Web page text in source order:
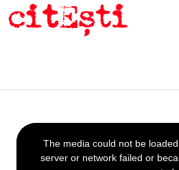
This
is
a
The media could not be
server or network failed or